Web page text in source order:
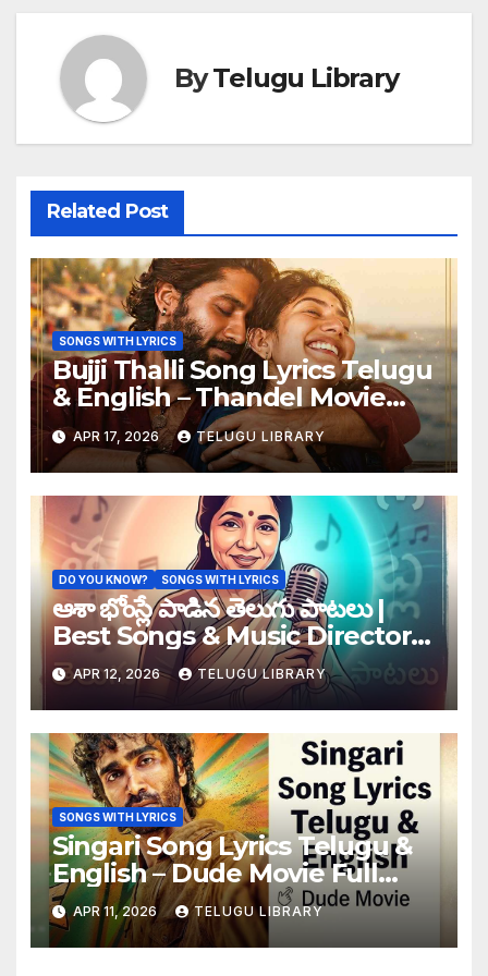
ByTelugu Library
Related Post
SONGS WITH LYRICS
Bujji Thalli Song Lyrics Telugu
& English – Thandel Movie
Full Lyrics
APR 17, 2026 TELUGU LIBRARY
DO YOU KNOW? SONGS WITH LYRICS
ఆశా భోంస్లే పాడిన తెలుగు పాటలు |
Best Songs & Music Directors
List
APR 12, 2026 TELUGU LIBRARY
SONGS WITH LYRICS
Singari Song Lyrics Telugu &
English – Dude Movie Full
Lyrics
APR 11, 2026 TELUGU LIBRARY